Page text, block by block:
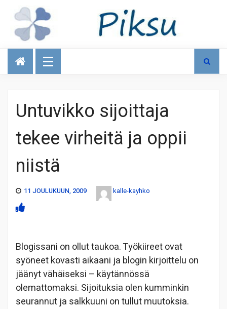
Talous
Untuvikko sijoittaja
tekee virheitä ja oppii
niistä
11 JOULUKUUN, 2009 kalle-kayhko
Blogissani on ollut taukoa. Työkiireet ovat
syöneet kovasti aikaani ja blogin kirjoittelu on
jäänyt vähäiseksi – käytännössä
olemattomaksi. Sijoituksia olen kumminkin
seurannut ja salkkuuni on tullut muutoksia.